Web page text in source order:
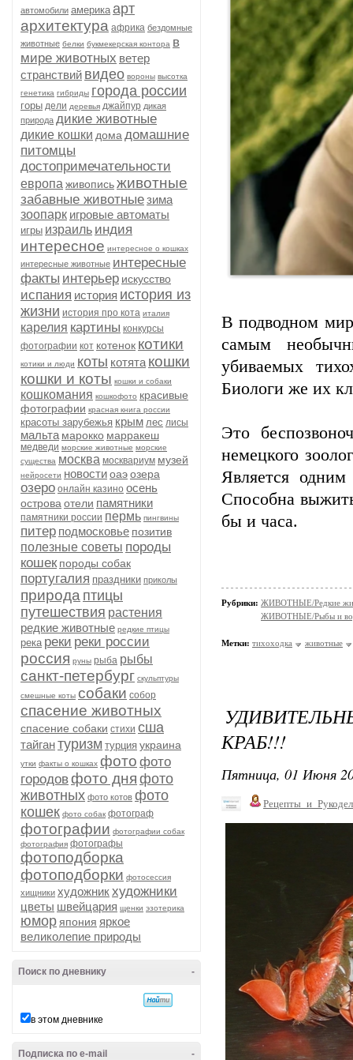
автомобили америка арт
архитектура африка бездомные
животные белки букмекерская контора в
мире животных ветер
странствий видео вороны высотка
генетика гибриды города россии
горы дели деревья джайпур дикая
природа дикие животные
дикие кошки дома домашние
питомцы
достопримечательности
европа живописьживотные
забавные животныезима
зоопарк игровые автоматы
игры израиль индия
интересное интересное о кошках
интересные животные интересные
факты интерьер искусство
испания история история из
жизни история про кота италия
карелия картины конкурсы
фотографии кот котенок котики
котики и люди коты котята кошки
кошки и коты кошки и собаки
кошкомания кошкофото красивые
фотографии красная книга россии
красоты зарубежья крым лес лисы
мальта марокко марракеш
медведи морские животные морские
существа москва москвариум музей
нейросети новостиоаэозера
озеро онлайн казино осень
острова отели памятники
памятники россии пермь пингвины
питер подмосковье позитив
полезные советы породы
кошек породы собак
португалия праздники приколы
природа птицы
путешествия растения
редкие животные редкие птицы
река реки реки россии
россия руны рыба рыбы
санкт-петербург скульптуры
смешные коты собаки собор
спасение животных
спасение собаки стихи сша
тайгантуризм турция украина
утки факты о кошках фото фото
городовфото дня фото
животных фото котов фото
кошек фото собак фотограф
фотографии фотографии собак
фотография фотографы
фотоподборка
фотоподборки фотосессия
хищники художникхудожники
цветы швейцария щенки эзотерика
юмор япония яркое
великолепие природы
-
Поиск по дневнику
в этом дневнике
-
Подписка по e-mail
В подводном
самым
убиваемых
Биологи же их
Это
немецкого
Является
Способна
бы и часа.
Рубрики: ЖИВОТНЫЕ/Редкие
ЖИВОТНЫЕ/Рыбы и
Метки: тихоходка животные
КРАБ!!!
Пятница, 01 Июня